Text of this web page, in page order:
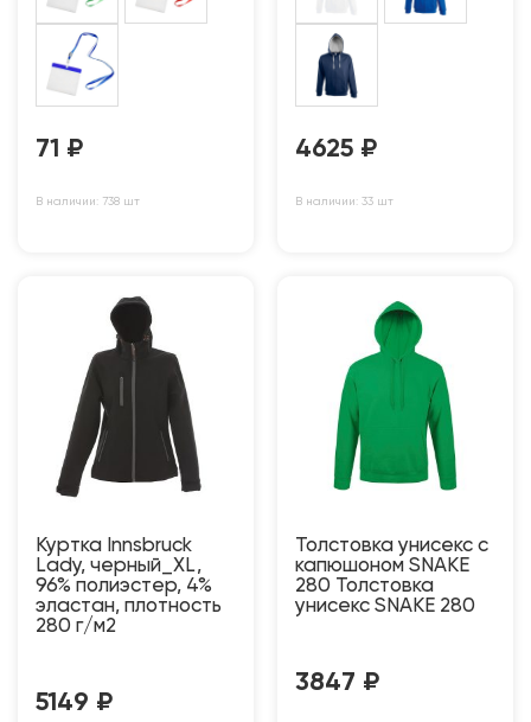
71 ₽
В наличии: 738 шт
4625 ₽
В наличии: 33 шт
Куртка Innsbruck
Lady, черный_XL,
96% полиэстер, 4%
эластан, плотность
280 г/м2
5149 ₽
Толстовка унисекс с
капюшоном SNAKE
280 Толстовка
унисекс SNAKE 280
3847 ₽